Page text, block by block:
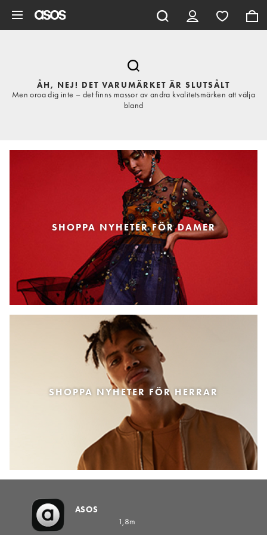
ÅH, NEJ! DET VARUMÄRKET ÄR SLUTSÅLT
Men oroa dig inte – det finns massor av andra kvalitetsmärken att välja
bland
SHOPPA NYHETER FÖR DAMER
SHOPPA NYHETER FÖR HERRAR
ASOS
1,8m